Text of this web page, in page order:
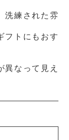
洗練された雰
フトにもおす
なって見え